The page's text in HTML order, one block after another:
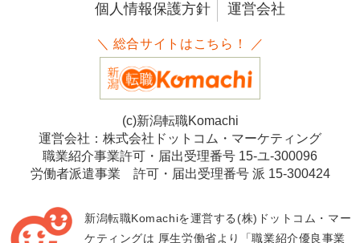
個人情報保護方針
運営会社
＼ 総合サイトはこちら！ ／
(c)新潟転職Komachi
運営会社：株式会社ドットコム・マーケティング
職業紹介事業許可・届出受理番号 15-ユ-300096
労働者派遣事業 許可・届出受理番号 派 15-300424
新潟転職Komachiを運営する(株)ドットコム・マー
ケティングは 厚生労働省より「職業紹介優良事業